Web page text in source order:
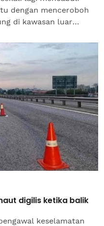
dengan menceroboh
di kawasan luar
digilis ketika balik
keselamatan